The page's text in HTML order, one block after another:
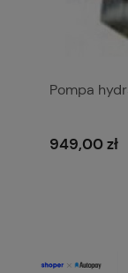
Pompa
949,00 zł